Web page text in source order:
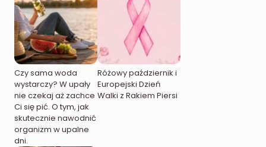
Czy sama woda
wystarczy? W upały
nie czekaj aż zachce
Ci się pić. O tym, jak
skutecznie nawodnić
organizm w upalne
dni.
Różowy październik i
Europejski Dzień
Walki z Rakiem Piersi